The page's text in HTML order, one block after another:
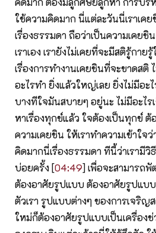
ใช้ความคิดมาก นี่แต่ละวันนี่เราเค
เรื่องธรรมดา ถือว่าเป็นความเคย
เราเอง เรายังไม่เคยที่จะมีสติรู้กา
เรื่องการทำงานเคยชินที่จะขาดส
อะไรทำ ยิ่งแล้วใหญ่เลย ยิ่งไม่มีอะ
บางทีใจมันสบายๆ อยู่นะ ไม่มีอะไ
หาเรื่องทุกข์แล้ว ใจต้องเป็นทุกข์ ต้
ความเคยชิน ให้เราทำความเข้าใจ
คิดมากนี่เรื่องธรรมดา ทีนี้ว่าเรามี
บ่อยครั้ง [04:49] เพื่อจะสามารถ
ต้องอาศัยรูปแบบ ต้องอาศัยรูปแ
ตัวเรา รูปแบบต่างๆ ของการเจริญส
ใหม่ก็ต้องอาศัยรูปแบบเป็นเครื่อง